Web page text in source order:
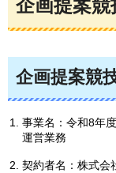
企画提案
企画提案競
事業名：令和8年
運営業務
契約者名：株式会